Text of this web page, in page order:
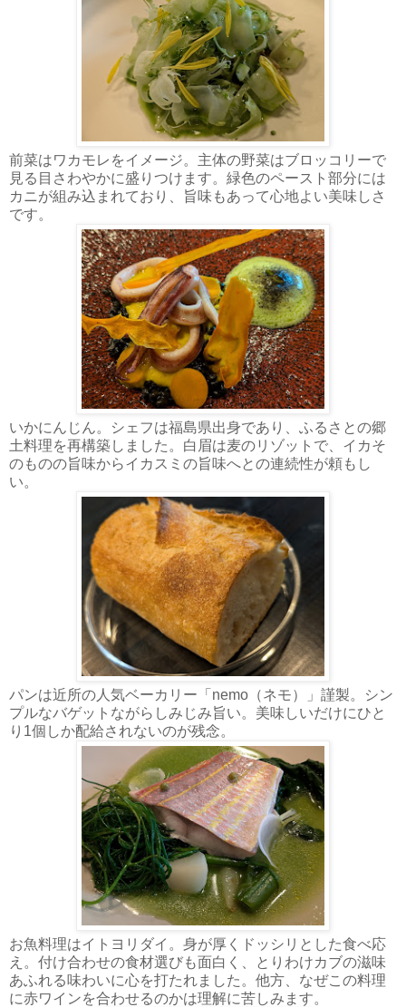
前菜はワカモレをイメージ。主体の野菜はブロッコリーで
見る目さわやかに盛りつけます。緑色のペースト部分には
カニが組み込まれており、旨味もあって心地よい美味しさ
です。
いかにんじん。シェフは福島県出身であり、ふるさとの郷
土料理を再構築しました。白眉は麦のリゾットで、イカそ
のものの旨味からイカスミの旨味へとの連続性が頼もし
い。
パンは近所の人気ベーカリー「nemo（ネモ）」謹製。シン
プルなバゲットながらしみじみ旨い。美味しいだけにひと
り1個しか配給されないのが残念。
お魚料理はイトヨリダイ。身が厚くドッシリとした食べ応
え。付け合わせの食材選びも面白く、とりわけカブの滋味
あふれる味わいに心を打たれました。他方、なぜこの料理
に赤ワインを合わせるのかは理解に苦しみます。